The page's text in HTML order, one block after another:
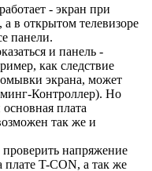
- экран при
а в открытом телевизоре
панели.
и панель -
как следствие
экрана, может
Контроллер). Но
плата
так же и
напряжение
плате T-CON, а так же